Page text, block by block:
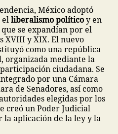
México adoptó
elliberalismo políticoy en
que se expandían por el
XVIII y XIX. El nuevo
como una república
organizada mediante la
ciudadana. Se
por una Cámara
de Senadores, así como
elegidas por los
creó un Poder Judicial
la aplicación de la ley y la